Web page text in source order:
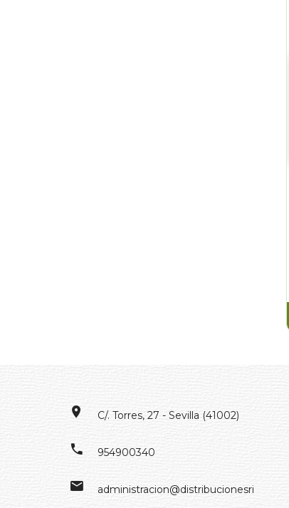
C/. Torres, 27 - Sevilla (41002)
954900340
administracion@distribucionesrivero.es